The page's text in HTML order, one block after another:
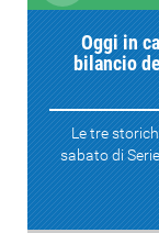
Oggi in
bilancio
Le tre
sabato di